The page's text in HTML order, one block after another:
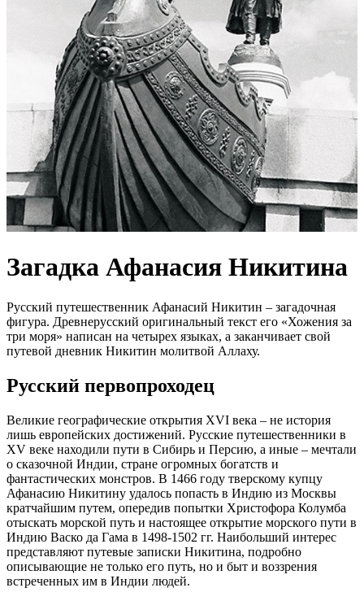
Загадка Афанасия Никитина
Русский путешественник Афанасий Никитин – загадочная
фигура. Древнерусский оригинальный текст его «Хожения за
три моря» написан на четырех языках, а заканчивает свой
путевой дневник Никитин молитвой Аллаху.
Русский первопроходец
Великие географические открытия XVI века – не история
лишь европейских достижений. Русские путешественники в
XV веке находили пути в Сибирь и Персию, а иные – мечтали
о сказочной Индии, стране огромных богатств и
фантастических монстров. В 1466 году тверскому купцу
Афанасию Никитину удалось попасть в Индию из Москвы
кратчайшим путем, опередив попытки Христофора Колумба
отыскать морской путь и настоящее открытие морского пути в
Индию Васко да Гама в 1498-1502 гг. Наибольший интерес
представляют путевые записки Никитина, подробно
описывающие не только его путь, но и быт и воззрения
встреченных им в Индии людей.